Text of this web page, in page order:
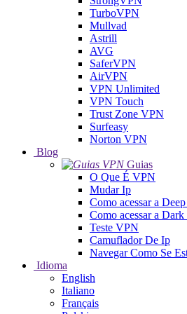
TurboVPN
Mullvad
Astrill
AVG
SaferVPN
AirVPN
VPN Unlimited
VPN Touch
Trust Zone VPN
Surfeasy
Norton VPN
Blog
Guias
O Que É VPN
Mudar Ip
Como acessar a
Como acessar a Dark
Teste VPN
Camuflador De Ip
Navegar Como Se
Idioma
English
Italiano
Français